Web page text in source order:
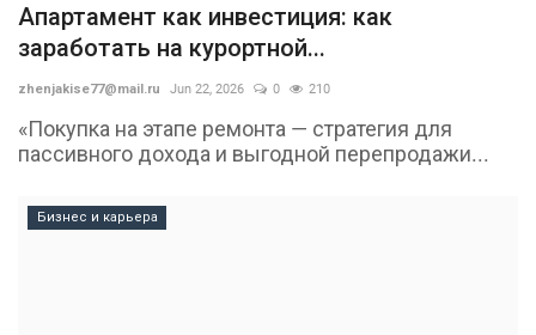
Апартамент как инвестиция: как
заработать на курортной...
zhenjakise77@mail.ru Jun 22, 2026 0 210
«Покупка на этапе ремонта — стратегия для
пассивного дохода и выгодной перепродажи...
Бизнес и карьера